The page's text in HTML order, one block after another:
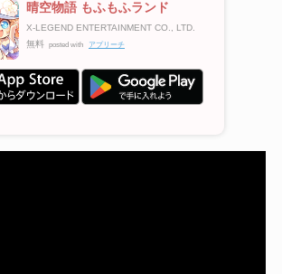
晴空物語 もふもふランド
X-LEGEND ENTERTAINMENT CO., LTD.
無料
posted with アプリーチ